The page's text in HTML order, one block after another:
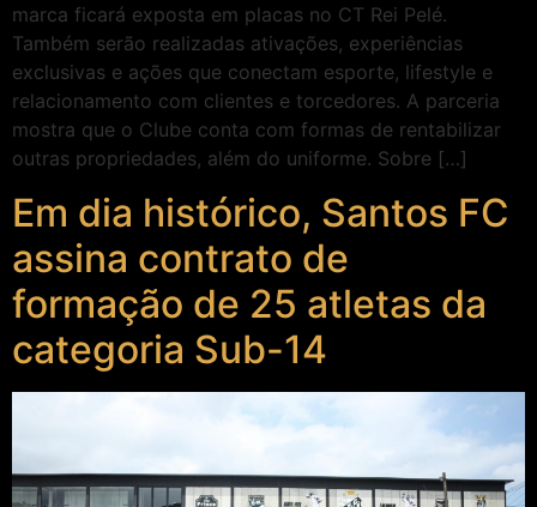
marca ficará exposta em placas no CT Rei Pelé.
Também serão realizadas ativações, experiências
exclusivas e ações que conectam esporte, lifestyle e
relacionamento com clientes e torcedores. A parceria
mostra que o Clube conta com formas de rentabilizar
outras propriedades, além do uniforme. Sobre […]
Em dia histórico, Santos FC
assina contrato de
formação de 25 atletas da
categoria Sub-14